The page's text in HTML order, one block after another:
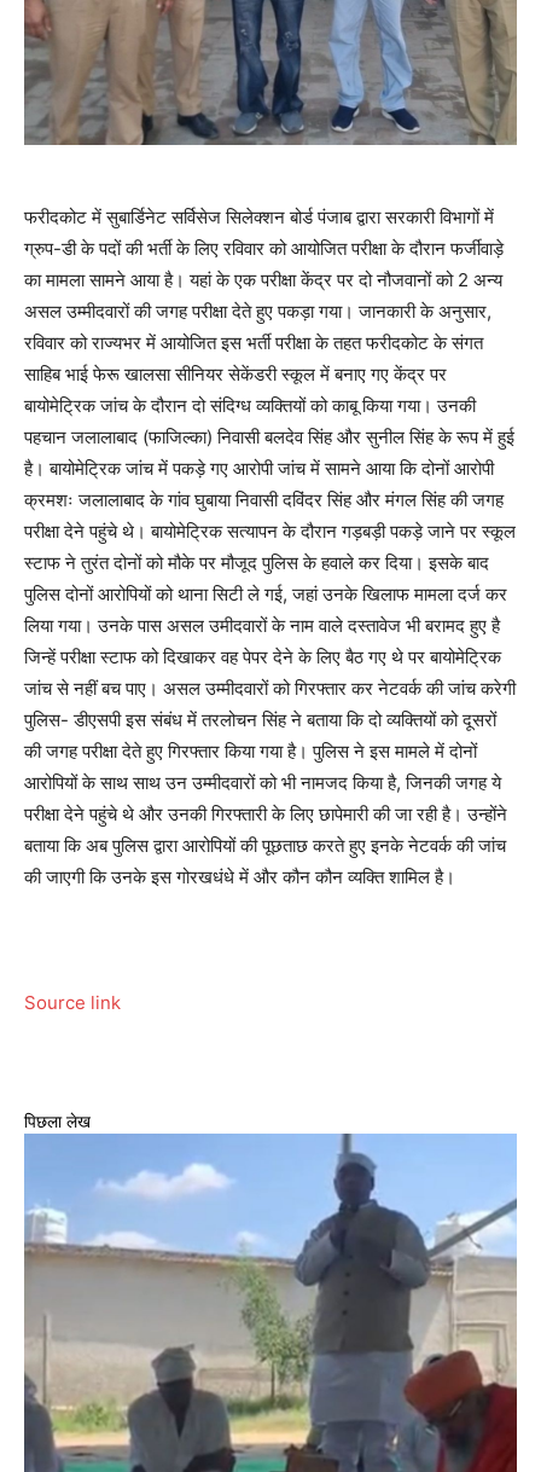
फरीदकोट में सुबार्डिनेट सर्विसेज सिलेक्शन बोर्ड पंजाब द्वारा सरकारी विभागों में
ग्रुप-डी के पदों की भर्ती के लिए रविवार को आयोजित परीक्षा के दौरान फर्जीवाड़े
का मामला सामने आया है। यहां के एक परीक्षा केंद्र पर दो नौजवानों को 2 अन्य
असल उम्मीदवारों की जगह परीक्षा देते हुए पकड़ा गया। जानकारी के अनुसार,
रविवार को राज्यभर में आयोजित इस भर्ती परीक्षा के तहत फरीदकोट के संगत
साहिब भाई फेरू खालसा सीनियर सेकेंडरी स्कूल में बनाए गए केंद्र पर
बायोमेट्रिक जांच के दौरान दो संदिग्ध व्यक्तियों को काबू किया गया। उनकी
पहचान जलालाबाद (फाजिल्का) निवासी बलदेव सिंह और सुनील सिंह के रूप में हुई
है। बायोमेट्रिक जांच में पकड़े गए आरोपी जांच में सामने आया कि दोनों आरोपी
क्रमशः जलालाबाद के गांव घुबाया निवासी दविंदर सिंह और मंगल सिंह की जगह
परीक्षा देने पहुंचे थे। बायोमेट्रिक सत्यापन के दौरान गड़बड़ी पकड़े जाने पर स्कूल
स्टाफ ने तुरंत दोनों को मौके पर मौजूद पुलिस के हवाले कर दिया। इसके बाद
पुलिस दोनों आरोपियों को थाना सिटी ले गई, जहां उनके खिलाफ मामला दर्ज कर
लिया गया। उनके पास असल उमीदवारों के नाम वाले दस्तावेज भी बरामद हुए है
जिन्हें परीक्षा स्टाफ को दिखाकर वह पेपर देने के लिए बैठ गए थे पर बायोमेट्रिक
जांच से नहीं बच पाए। असल उम्मीदवारों को गिरफ्तार कर नेटवर्क की जांच करेगी
पुलिस- डीएसपी इस संबंध में तरलोचन सिंह ने बताया कि दो व्यक्तियों को दूसरों
की जगह परीक्षा देते हुए गिरफ्तार किया गया है। पुलिस ने इस मामले में दोनों
आरोपियों के साथ साथ उन उम्मीदवारों को भी नामजद किया है, जिनकी जगह ये
परीक्षा देने पहुंचे थे और उनकी गिरफ्तारी के लिए छापेमारी की जा रही है। उन्होंने
बताया कि अब पुलिस द्वारा आरोपियों की पूछताछ करते हुए इनके नेटवर्क की जांच
की जाएगी कि उनके इस गोरखधंधे में और कौन कौन व्यक्ति शामिल है।
Source link
पिछला लेख